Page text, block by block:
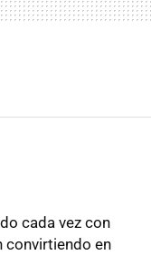
cada vez con
convirtiendo en